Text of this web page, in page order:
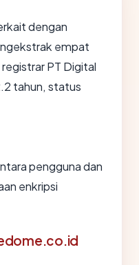
dengan
empat
PT Digital
tahun, status
pengguna dan
enkripsi